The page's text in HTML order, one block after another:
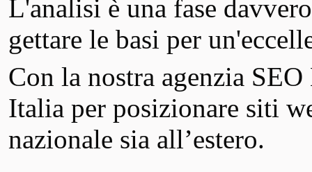
L'analisi è una fase
gettare le basi per
Con la nostra agenzia
Italia per posizionare siti
nazionale sia all’estero.